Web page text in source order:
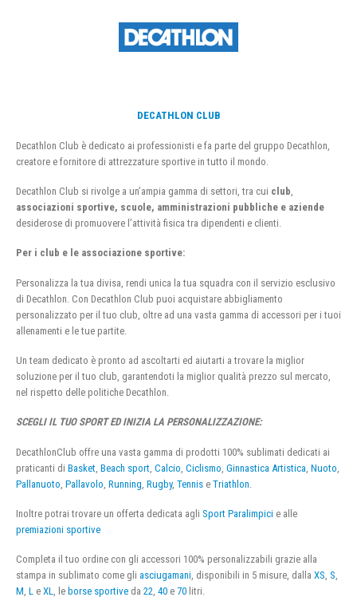
DECATHLON CLUB
Decathlon Club è dedicato ai professionisti e fa parte del gruppo Decathlon,
creatore e fornitore di attrezzature sportive in tutto il mondo.
Decathlon Club si rivolge a un’ampia gamma di settori, tra cui club
associazioni sportive, scuole, amministrazioni pubbliche e aziende
desiderose di promuovere l’attività fisica tra dipendenti e clienti.
Per i club e le associazione sportive:
Personalizza la tua divisa, rendi unica la tua squadra con il servizio esclusivo
di Decathlon. Con Decathlon Club puoi acquistare abbigliamento
personalizzato per il tuo club, oltre ad una vasta gamma di accessori per i tuoi
allenamenti e le tue partite.
Un team dedicato è pronto ad ascoltarti ed aiutarti a trovare la miglior
soluzione per il tuo club, garantendoti la miglior qualità prezzo sul mercato,
nel rispetto delle politiche Decathlon.
SCEGLI IL TUO SPORT ED INIZIA LA PERSONALIZZAZIONE:
DecathlonClub offre una vasta gamma di prodotti 100% sublimati dedicati ai
praticanti di Basket Beach sport Calcio Ciclismo Ginnastica Artistica Nuoto
Pallanuoto Pallavolo Running Rugby, Tennis e Triathlon
Inoltre potrai trovare un offerta dedicata agli Sport Paralimpici e alle
premiazioni sportive
Completa il tuo ordine con gli accessori 100% personalizzabili grazie alla
stampa in sublimato come gli asciugamani, disponibili in 5 misure, dalla XS, S,
M, L e XL, le borse sportive da 22, 40 e 70 litri.